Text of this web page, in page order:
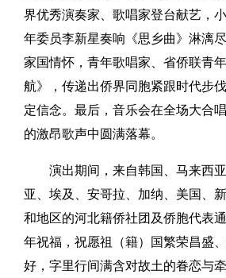
界优秀演奏家、歌唱家登台献艺，
年委员李新星奏响《思乡曲》淋漓
家国情怀，青年歌唱家、省侨联青
航》，传递出侨界同胞紧跟时代步
定信念。最后，音乐会在全场大合
的激昂歌声中圆满落幕。
演出期间，来自韩国、马来西
亚、埃及、安哥拉、加纳、美国、
和地区的河北籍侨社团及侨胞代表
年祝福，祝愿祖（籍）国繁荣昌盛
好，字里行间满含对故土的眷恋与